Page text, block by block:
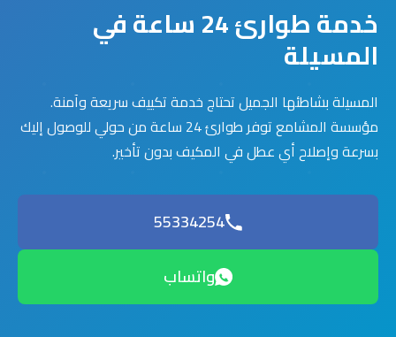
خدمة طوارئ 24 ساعة في
المسيلة
المسيلة بشاطئها الجميل تحتاج خدمة تكييف سريعة وآمنة.
مؤسسة المشامع توفر طوارئ 24 ساعة من حولي للوصول إليك
بسرعة وإصلاح أي عطل في المكيف بدون تأخير.
55334254
واتساب